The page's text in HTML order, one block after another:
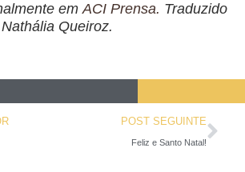
emACI Prensa. Traduzido
Queiroz.
POST SEGUINTE
Feliz e Santo Natal!